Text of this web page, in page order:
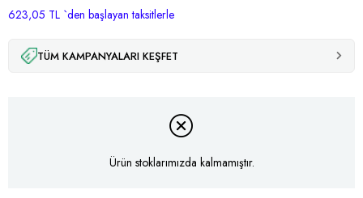
İndirim
623,05 TL `den başlayan taksitlerle
TÜM KAMPANYALARI KEŞFET
Ürün stoklarımızda kalmamıştır.